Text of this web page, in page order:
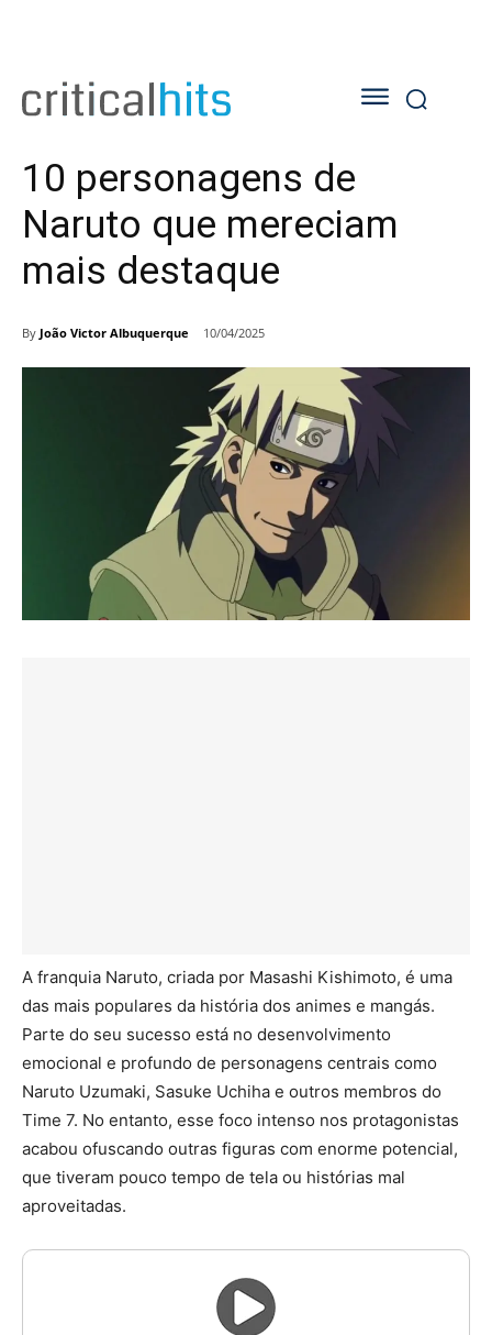
10 personagens de
Naruto que mereciam
mais destaque
By João Victor Albuquerque 10/04/2025
A franquia Naruto, criada por Masashi Kishimoto, é uma
das mais populares da história dos animes e mangás.
Parte do seu sucesso está no desenvolvimento
emocional e profundo de personagens centrais como
Naruto Uzumaki, Sasuke Uchiha e outros membros do
Time 7. No entanto, esse foco intenso nos protagonistas
acabou ofuscando outras figuras com enorme potencial,
que tiveram pouco tempo de tela ou histórias mal
aproveitadas.